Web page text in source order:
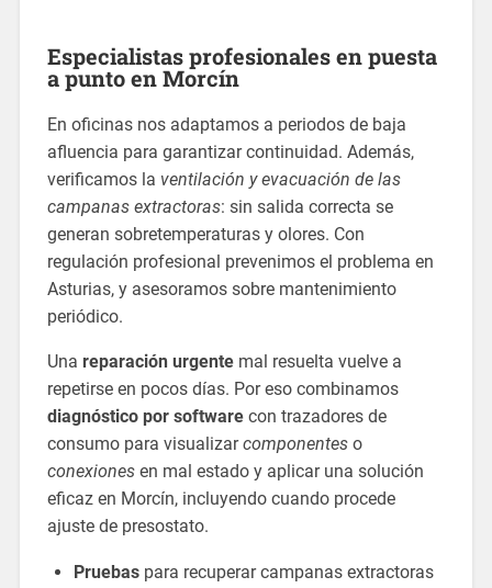
Especialistas profesionalesen puesta
a punto en Morcín
En oficinas nos adaptamos a periodos de baja
afluencia para garantizar continuidad. Además,
verificamos la ventilación y evacuación de las
campanas extractoras: sin salida correcta se
generan sobretemperaturas y olores. Con
regulación profesional prevenimos el problema en
Asturias, y asesoramos sobre mantenimiento
periódico.
Una reparación urgentemal resuelta vuelve a
repetirse en pocos días. Por eso combinamos
diagnóstico por softwarecon trazadores de
consumo para visualizarcomponenteso
conexionesen mal estado y aplicar una solución
eficaz en Morcín, incluyendo cuando procede
ajuste de presostato.
Pruebaspara recuperar campanas extractoras